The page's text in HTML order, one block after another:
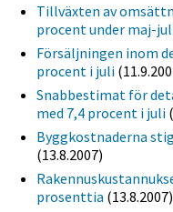
Tillväxten av
procent under maj-
Försäljningen inom
procent i juli
Snabbestimat för
med 7,4 procent i juli
Byggkostnaderna
(13.8.2007)
prosenttia (13.8.2007)